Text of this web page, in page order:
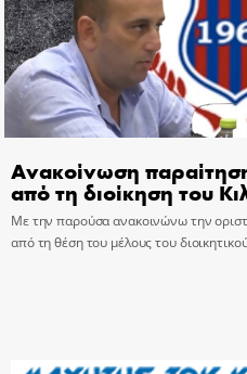
Ανακοίνωση
από τη διοίκηση του
Με την παρούσα ανακοινώνω την
από τη θέση του μέλους του